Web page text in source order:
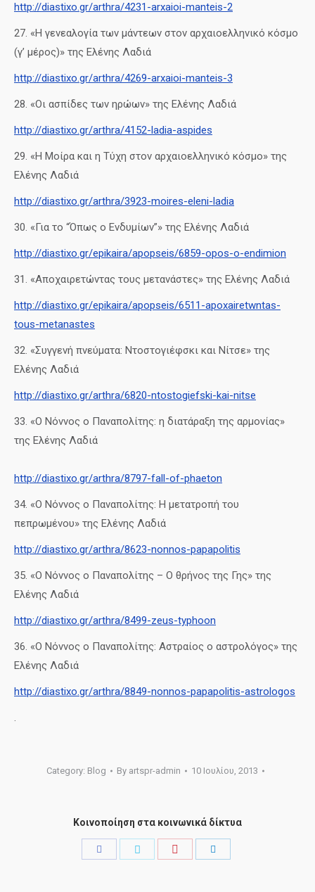
http://diastixo.gr/arthra/4231-arxaioi-manteis-2
27. «Η γενεαλογία των μάντεων στον αρχαιοελληνικό κόσμο
(γ’ μέρος)» της Ελένης Λαδιά
http://diastixo.gr/arthra/4269-arxaioi-manteis-3
28. «Οι ασπίδες των ηρώων» της Ελένης Λαδιά
http://diastixo.gr/arthra/4152-ladia-aspides
29. «Η Μοίρα και η Τύχη στον αρχαιοελληνικό κόσμο» της
Ελένης Λαδιά
http://diastixo.gr/arthra/3923-moires-eleni-ladia
30. «Για το “Όπως ο Ενδυμίων”» της Ελένης Λαδιά
http://diastixo.gr/epikaira/apopseis/6859-opos-o-endimion
31. «Αποχαιρετώντας τους μετανάστες» της Ελένης Λαδιά
http://diastixo.gr/epikaira/apopseis/6511-apoxairetwntas-
tous-metanastes
32. «Συγγενή πνεύματα: Ντοστογιέφσκι και Νίτσε» της
Ελένης Λαδιά
http://diastixo.gr/arthra/6820-ntostogiefski-kai-nitse
33. «Ο Νόννος ο Παναπολίτης: η διατάραξη της αρμονίας»
της Ελένης Λαδιά
http://diastixo.gr/arthra/8797-fall-of-phaeton
34. «Ο Νόννος ο Παναπολίτης: Η μετατροπή του
πεπρωμένου» της Ελένης Λαδιά
http://diastixo.gr/arthra/8623-nonnos-papapolitis
35. «Ο Νόννος ο Παναπολίτης – Ο θρήνος της Γης» της
Ελένης Λαδιά
http://diastixo.gr/arthra/8499-zeus-typhoon
36. «Ο Νόννος ο Παναπολίτης: Αστραίος ο αστρολόγος» της
Ελένης Λαδιά
http://diastixo.gr/arthra/8849-nonnos-papapolitis-astrologos
.
Category: Blog By artspr-admin 10 Ιουλίου, 2013
Κοινοποίηση στα κοινωνικά δίκτυα